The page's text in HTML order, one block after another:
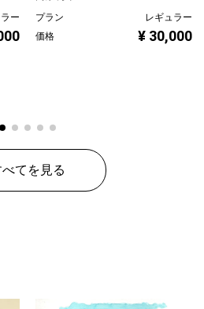
ー
プラン
レギュラー
価格
¥ 30,000
てを見る